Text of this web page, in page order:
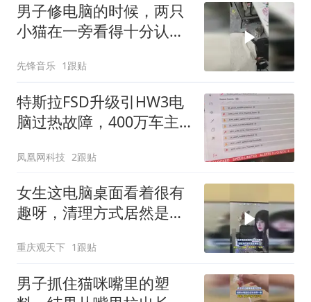
男子修电脑的时候，两只
小猫在一旁看得十分认
先锋音乐 1跟贴
特斯拉FSD升级引HW3电
脑过热故障，400万车主
凤凰网科技 2跟贴
女生这电脑桌面看着很有
趣呀，清理方式居然是这
重庆观天下 1跟贴
男子抓住猫咪嘴里的塑